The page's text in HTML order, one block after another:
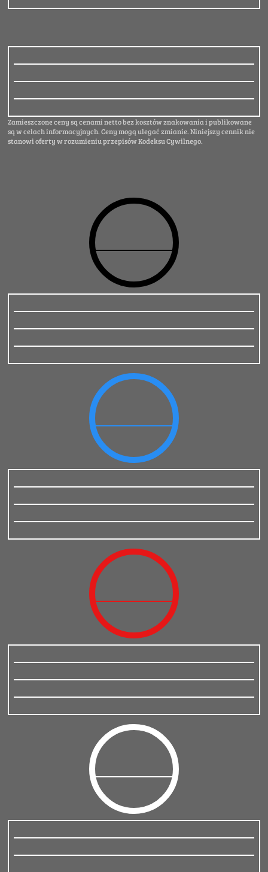
Zamieszczone ceny są cenami netto bez kosztów znakowania i publikowane
są w celach informacyjnych. Ceny mogą ulegać zmianie. Niniejszy cennik nie
stanowi oferty w rozumieniu przepisów Kodeksu Cywilnego.